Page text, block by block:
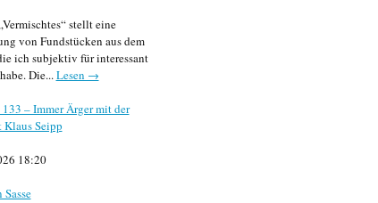
stellt eine
von Fundstücken aus dem
ich subjektiv für interessant
Die...Lesen →
– Immer Ärger mit der
Klaus Seipp
18:20
Sasse